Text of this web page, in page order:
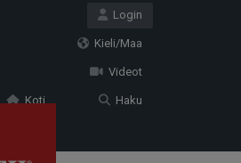
Login
Kieli/Maa
Videot
Haku
Koti